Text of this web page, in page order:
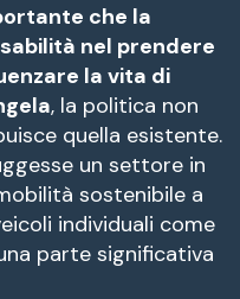
che la
nel prendere
la vita di
, la politica non
quella esistente.
un settore in
sostenibile a
individuali come
parte significativa